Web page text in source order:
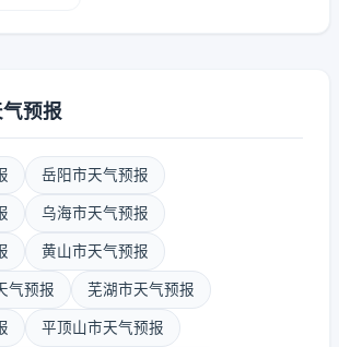
预报
岳阳市天气预报
乌海市天气预报
黄山市天气预报
气预报 芜湖市天气预报
平顶山市天气预报